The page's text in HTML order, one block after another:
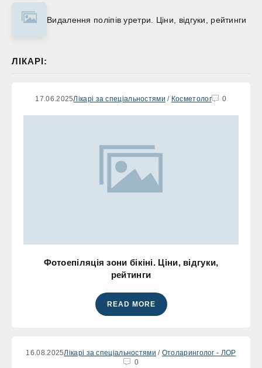
Видалення поліпів уретри. Ціни, відгуки, рейтинги
ЛІКАРІ:
17.06.2025Лікарі за спеціальностями / Косметолог 0
Фотоепіляція зони бікіні. Ціни, відгуки,
рейтинги
READ MORE
16.08.2025Лікарі за спеціальностями / Отоларинголог - ЛОР
0